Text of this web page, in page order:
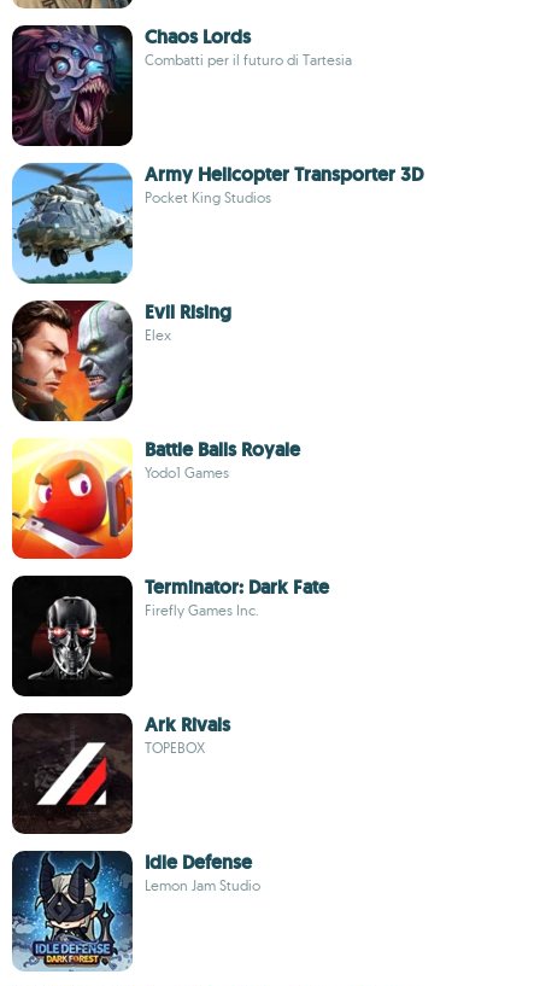
Chaos Lords
Combatti per il futuro di Tartesia
Army Helicopter Transporter 3D
Pocket King Studios
Evil Rising
Elex
Battle Balls Royale
Yodo1 Games
Terminator: Dark Fate
Firefly Games Inc.
Ark Rivals
TOPEBOX
Idle Defense
Lemon Jam Studio